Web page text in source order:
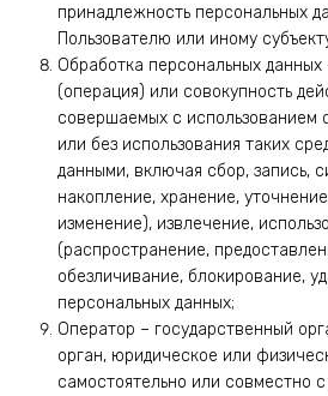
принадлежность персональных
Пользователю или иному
Обработка персональных
(операция) или совокупность
совершаемых с использованием
или без использования таких
данными, включая сбор, запись,
накопление, хранение,
изменение), извлечение,
(распространение,
обезличивание, блокирование,
персональных данных;
Оператор – государственный
орган, юридическое или
самостоятельно или совместно